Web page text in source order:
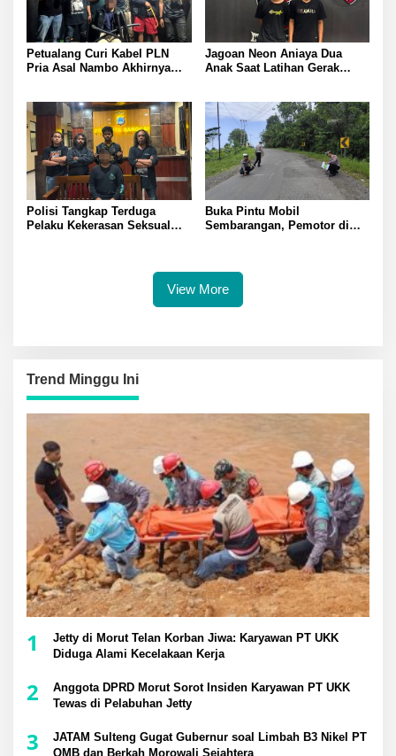
Petualang Curi Kabel PLN
Pria Asal Nambo Akhirnya
Jagoan Neon Aniaya Dua
Anak Saat Latihan Gerak
Polisi Tangkap Terduga
Pelaku Kekerasan Seksual
Buka Pintu Mobil
Sembarangan, Pemotor di
View More
Trend Minggu Ini
1
Jetty di Morut Telan Korban Jiwa: Karyawan PT UKK
Diduga Alami Kecelakaan Kerja
2
Anggota DPRD Morut Sorot Insiden Karyawan PT UKK
Tewas di Pelabuhan Jetty
3
JATAM Sulteng Gugat Gubernur soal Limbah B3 Nikel PT
QMB dan Berkah Morowali Sejahtera